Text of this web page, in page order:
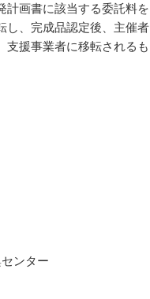
計画書に該当する委託料を
し、完成品認定後、主催者
支援事業者に移転されるも
ンター